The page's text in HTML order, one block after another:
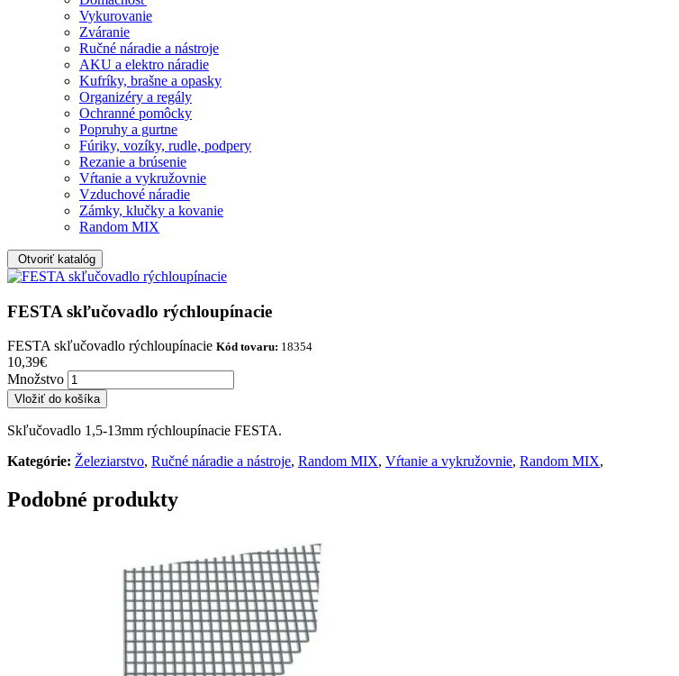
Vykurovanie
Zváranie
Ručné náradie a nástroje
AKU a elektro náradie
Kufríky, brašne a opasky
Organizéry a regály
Ochranné pomôcky
Popruhy a gurtne
Fúriky, vozíky, rudle, podpery
Rezanie a brúsenie
Vŕtanie a vykružovnie
Vzduchové náradie
Zámky, klučky a kovanie
Random MIX
Otvoriť katalóg
FESTA skľučovadlo rýchloupínacie
FESTA skľučovadlo rýchloupínacie Kód tovaru: 18354
10,39€
Množstvo
Skľučovadlo 1,5-13mm rýchloupínacie FESTA.
Kategórie: Železiarstvo, Ručné náradie a nástroje, Random MIX, Vŕtanie a vykružovnie, Random MIX,
Podobné produkty